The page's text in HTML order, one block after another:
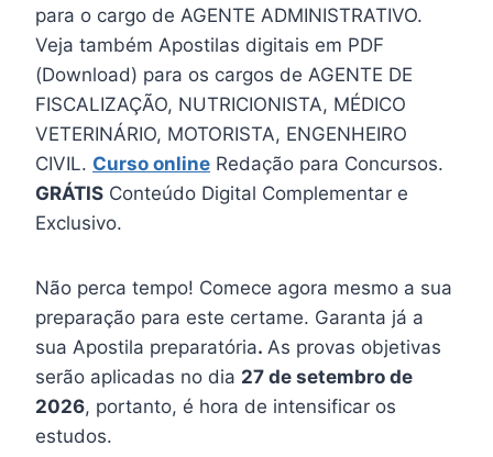
para o cargo de AGENTE ADMINISTRATIVO.
Veja também Apostilas digitais em PDF
(Download) para os cargos de AGENTE DE
FISCALIZAÇÃO, NUTRICIONISTA, MÉDICO
VETERINÁRIO, MOTORISTA, ENGENHEIRO
CIVIL. Curso online Redação para Concursos.
GRÁTIS Conteúdo Digital Complementar e
Exclusivo.
Não perca tempo! Comece agora mesmo a sua
preparação para este certame. Garanta já a
sua Apostila preparatória. As provas objetivas
serão aplicadas no dia 27 de setembro de
2026, portanto, é hora de intensificar os
estudos.